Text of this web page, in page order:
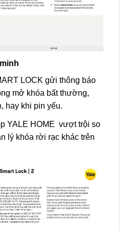
LOCK gửi thông báo
mở khóa bất thường,
hay khi pin yếu.
YALE HOME vượt trội so
lý khóa rời rạc khác trên